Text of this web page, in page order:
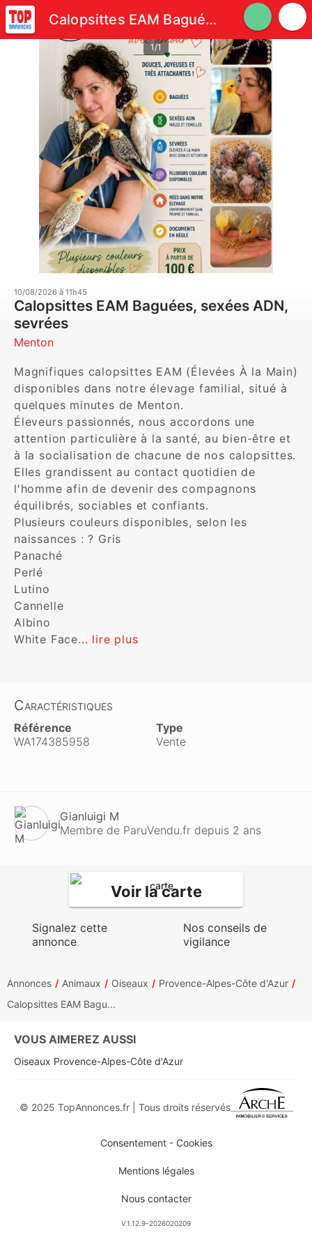
Calopsittes EAM Baguées, sexées ADN, sevrées
1/1
10/08/2026 à 11h45
Calopsittes EAM Baguées, sexées ADN,
sevrées
Menton
Magnifiques calopsittes EAM (Élevées À la Main)
disponibles dans notre élevage familial, situé à
quelques minutes de Menton.
Éleveurs passionnés, nous accordons une
attention particulière à la santé, au bien-être et
à la socialisation de chacune de nos calopsittes.
Elles grandissent au contact quotidien de
l'homme afin de devenir des compagnons
équilibrés, sociables et confiants.
Plusieurs couleurs disponibles, selon les
naissances : ? Gris
Panaché
Perlé
Lutino
Cannelle
Albino
White Face... lire plus
Caractéristiques
Référence
WA174385958
Type
Vente
Gianluigi M
Membre de ParuVendu.fr depuis 2 ans
Voir la carte
Signalez cette
annonce
Nos conseils de
vigilance
Annonces Animaux Oiseaux
Provence-Alpes-Côte d'Azur
Calopsittes EAM Bagu...
VOUS AIMEREZ AUSSI
Oiseaux Provence-Alpes-Côte d'Azur
© 2025 TopAnnonces.fr | Tous droits réservés
Consentement - Cookies
Mentions légales
Nous contacter
V.1.12.9-2026020209